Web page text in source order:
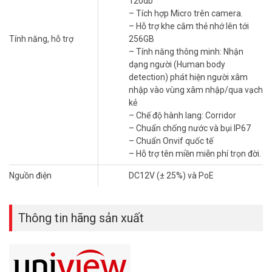
Đặt mua hàng Online UNV IPC3634LB-ADZK-G ngay hôm nay để
được hỗ trợ giá tốt nhất. Tham khảo thêm thông tin tạiFacebook
Vuhoangtelecom
Tính năng, hỗ trợ
– Tích hợp Micro trên camera.
– Hỗ trợ khe cắm thẻ nhớ lên tới
256GB
– Tính năng thông minh: Nhận
dạng người (Human body
detection) phát hiện người xâm
nhập vào vùng xâm nhập/qua vạch
kẻ
– Chế độ hành lang: Corridor
– Chuẩn chống nước và bụi IP67
– Chuẩn Onvif quốc tế
– Hỗ trợ tên miền miễn phí trọn đời.
Nguồn điện DC12V (± 25%) và PoE
Thông tin hãng sản xuất